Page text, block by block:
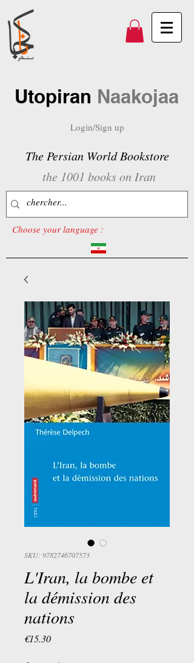
Utopiran Naakojaa
Login/Sign up
The Persian World Bookstore
the 1001 books on Iran
Choose your language :
SKU: 9782746707573
L'Iran, la bombe et
la démission des
nations
€15.30Price